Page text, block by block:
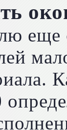
еще